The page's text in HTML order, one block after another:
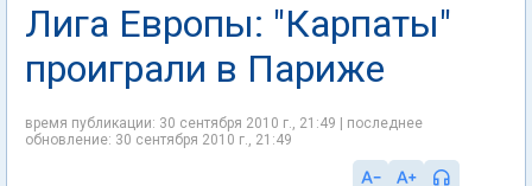
Лига Европы: "Карпаты"
проиграли в Париже
время публикации: 30 сентября 2010 г., 21:49 | последнее
обновление: 30 сентября 2010 г., 21:49